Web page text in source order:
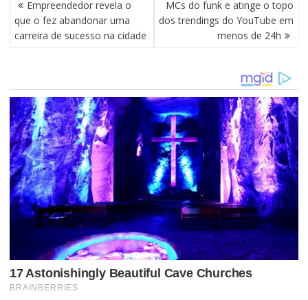
A
V
E
Ç
Ã
O
D
E
P
O
S
T
Empreendedor revela o
que o fez abandonar uma
carreira de sucesso na cidade
MCs do funk e atinge o topo
dos trendings do YouTube em
menos de 24h